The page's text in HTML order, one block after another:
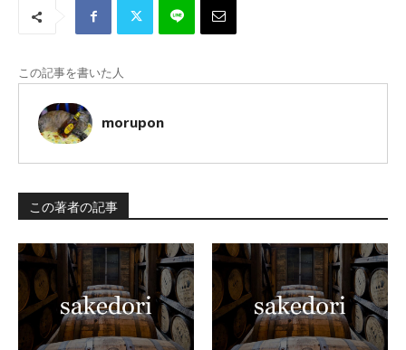
この記事を書いた人
morupon
この著者の記事